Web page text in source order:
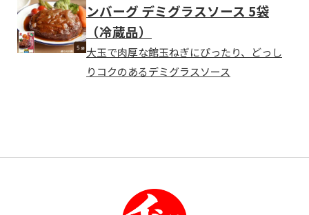
ンバーグ デミグラスソース 5袋
（冷蔵品）
大玉で肉厚な館玉ねぎにぴったり、どっし
りコクのあるデミグラスソース